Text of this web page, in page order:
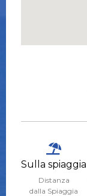
Sulla spiaggia
Distanza
dalla Spiaggia